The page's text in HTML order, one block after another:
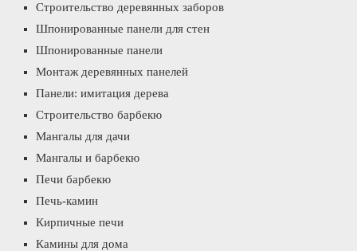
Строительство деревянных заборов
Шпонированные панели для стен
Шпонированные панели
Монтаж деревянных панелей
Панели: имитация дерева
Строительство барбекю
Мангалы для дачи
Мангалы и барбекю
Печи барбекю
Печь-камин
Кирпичные печи
Камины для дома